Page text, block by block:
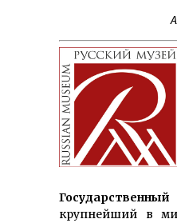
крупнейший в